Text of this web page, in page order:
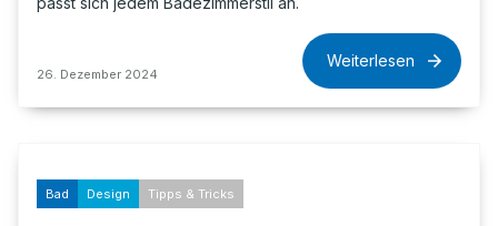
26. Dezember 2024
Weiterlesen
Bad Design Tipps & Tricks